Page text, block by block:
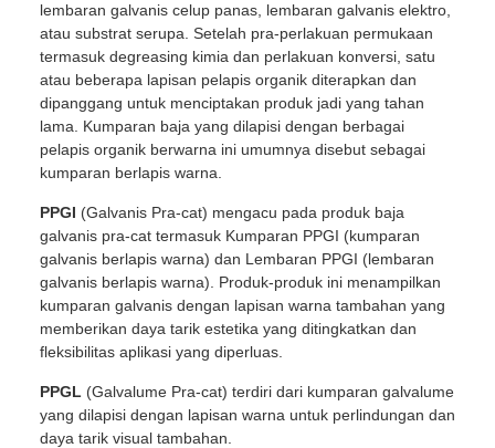
lembaran galvanis celup panas, lembaran galvanis elektro,
atau substrat serupa. Setelah pra-perlakuan permukaan
termasuk degreasing kimia dan perlakuan konversi, satu
atau beberapa lapisan pelapis organik diterapkan dan
dipanggang untuk menciptakan produk jadi yang tahan
lama. Kumparan baja yang dilapisi dengan berbagai
pelapis organik berwarna ini umumnya disebut sebagai
kumparan berlapis warna.
PPGI (Galvanis Pra-cat) mengacu pada produk baja
galvanis pra-cat termasuk Kumparan PPGI (kumparan
galvanis berlapis warna) dan Lembaran PPGI (lembaran
galvanis berlapis warna). Produk-produk ini menampilkan
kumparan galvanis dengan lapisan warna tambahan yang
memberikan daya tarik estetika yang ditingkatkan dan
fleksibilitas aplikasi yang diperluas.
PPGL (Galvalume Pra-cat) terdiri dari kumparan galvalume
yang dilapisi dengan lapisan warna untuk perlindungan dan
daya tarik visual tambahan.